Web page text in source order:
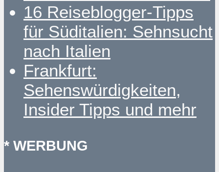
16 Reiseblogger-Tipps
für Süditalien: Sehnsucht
nach Italien
Frankfurt:
Sehenswürdigkeiten,
Insider Tipps und mehr
* WERBUNG